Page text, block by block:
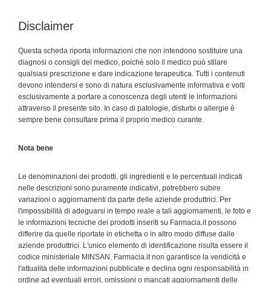
Disclaimer
Questa scheda riporta informazioni che non intendono sostituire una
diagnosi o consigli del medico, poichè solo il medico può stilare
qualsiasi prescrizione e dare indicazione terapeutica. Tutti i contenuti
devono intendersi e sono di natura esclusivamente informativa e volti
esclusivamente a portare a conoscenza degli utenti le informazioni
attraverso il presente sito. In caso di patologie, disturbi o allergie è
sempre bene consultare prima il proprio medico curante.
Nota bene
Le denominazioni dei prodotti, gli ingredienti e le percentuali indicati
nelle descrizioni sono puramente indicativi, potrebbero subire
variazioni o aggiornamenti da parte delle aziende produttrici. Per
l'impossibilità di adeguarsi in tempo reale a tali aggiornamenti, le foto e
le informazioni tecniche dei prodotti inseriti su Farmacia.it possono
differire da quelle riportate in etichetta o in altro modo diffuse dalle
aziende produttrici. L'unico elemento di identificazione risulta essere il
codice ministeriale MINSAN. Farmacia.it non garantisce la veridicità e
l'attualità delle informazioni pubblicate e declina ogni responsabilità in
ordine ad eventuali errori, omissioni o mancati aggiornamenti delle